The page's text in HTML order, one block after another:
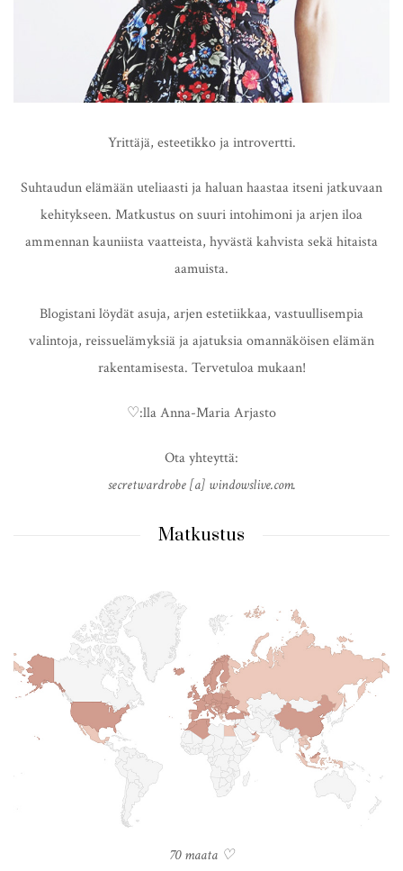
Yrittäjä, esteetikko ja introvertti.
Suhtaudun elämään uteliaasti ja haluan haastaa itseni jatkuvaan
kehitykseen. Matkustus on suuri intohimoni ja arjen iloa
ammennan kauniista vaatteista, hyvästä kahvista sekä hitaista
aamuista.
Blogistani löydät asuja, arjen estetiikkaa, vastuullisempia
valintoja, reissuelämyksiä ja ajatuksia omannäköisen elämän
rakentamisesta. Tervetuloa mukaan!
♡:lla Anna-Maria Arjasto
Ota yhteyttä:
secretwardrobe [a] windowslive.com.
Matkustus
70 maata ♡